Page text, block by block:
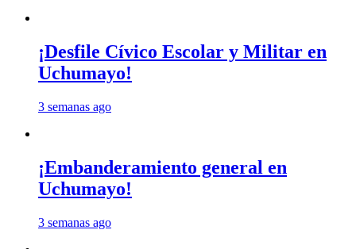
¡Desfile Cívico Escolar y Militar en
Uchumayo!
3 semanas ago
¡Embanderamiento general en
Uchumayo!
3 semanas ago